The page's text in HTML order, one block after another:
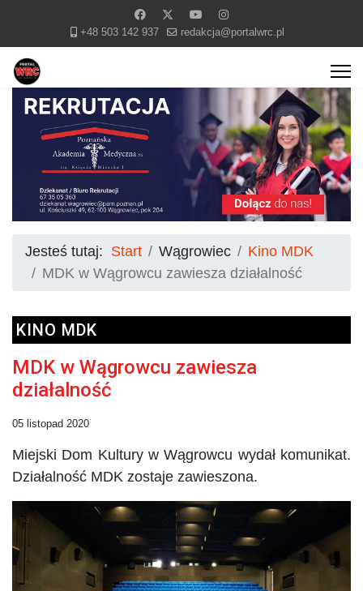
+48 503 142 937 redakcja@portalwrc.pl
Jesteś tutaj: Start Wągrowiec
Kino MDK
MDK w Wągrowcu zawiesza działalność
KINO MDK
MDK w Wągrowcu zawiesza
działalność
05 listopad 2020
Miejski Dom Kultury w Wągrowcu wydał komunikat.
Działalność MDK zostaje zawieszona.